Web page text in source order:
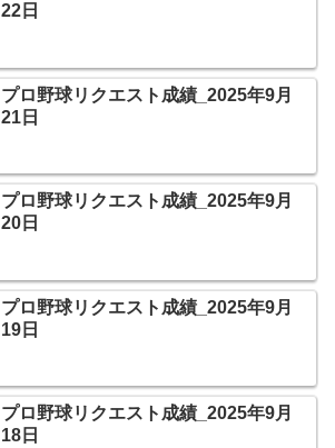
22日
プロ野球リクエスト成績_2025年9月
21日
プロ野球リクエスト成績_2025年9月
20日
プロ野球リクエスト成績_2025年9月
19日
プロ野球リクエスト成績_2025年9月
18日